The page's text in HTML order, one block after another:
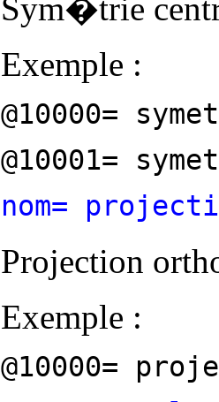
Sym�trie
Exemple :
@10000=
@10001=
nom=
Projection
Exemple :
@10000=